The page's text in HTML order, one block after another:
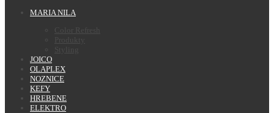
MARIA NILA
Color Refresh
Produkty
Styling
JOICO
OLAPLEX
NOZNICE
KEFY
HREBENE
ELEKTRO